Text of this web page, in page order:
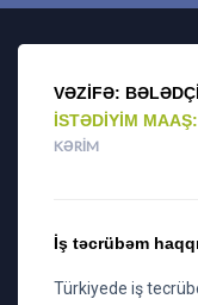
VƏZIFƏ: BƏLƏDÇI
İSTƏDIYIM
KƏRIM
İş təcrübəm
Türkiyede iş